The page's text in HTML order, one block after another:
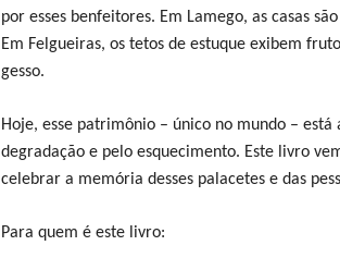
por esses benfeitores. Em Lamego, as casas
Em Felgueiras, os tetos de estuque exibem
gesso.
Hoje, esse patrimônio – único no mundo – está
degradação e pelo esquecimento. Este livro
celebrar a memória desses palacetes e das
Para quem é este livro: